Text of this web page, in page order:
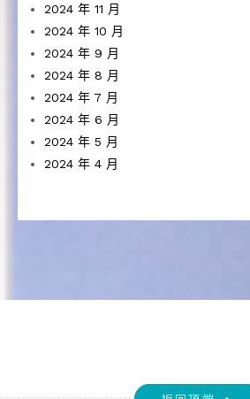
2024 年 11 月
2024 年 10 月
2024 年 9 月
2024 年 8 月
2024 年 7 月
2024 年 6 月
2024 年 5 月
2024 年 4 月